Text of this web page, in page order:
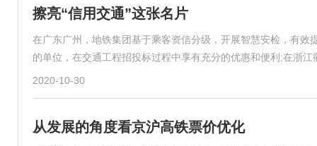
擦亮“信用交通”这张名片
在广东广州，地铁集团基于乘客资信分级，开展智慧安检，有
的单位，在交通工程招投标过程中享有充分的优惠和便利;在浙
2020-10-30
从发展的角度看京沪高铁票价优化